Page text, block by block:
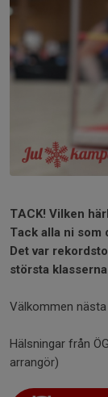
TACK! Vilken
Tack alla ni som
Det var
största
Välkommen nästa
Hälsningar från
arrangör)